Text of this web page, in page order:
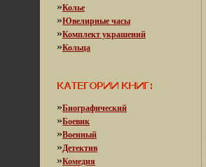
»Колье
»Ювелирные часы
»Комплект украшений
»Кольца
»Биографический
»Боевик
»Военный
»Детектив
»Комедия